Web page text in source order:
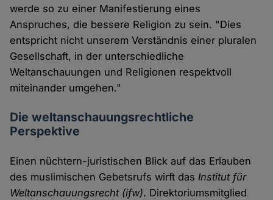
werde so zu einer Manifestierung eines
Anspruches, die bessere Religion zu sein. "Dies
entspricht nicht unserem Verständnis einer pluralen
Gesellschaft, in der unterschiedliche
Weltanschauungen und Religionen respektvoll
miteinander umgehen."
Die weltanschauungsrechtliche
Perspektive
Einen nüchtern-juristischen Blick auf das Erlauben
des muslimischen Gebetsrufs wirft dasInstitut für
Weltanschauungsrecht (ifw). Direktoriumsmitglied